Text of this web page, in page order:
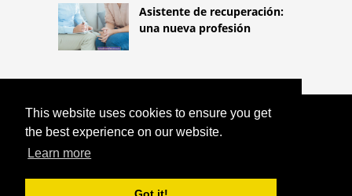
This website uses cookies to ensure you get
the best experience on our website.
Learn more
Asistente de recuperación:
una nueva profesión
COPYRIGHT 2026
HTTPS://LIFESTYLEMED.NET
CHINA NO SOLO PARA CELULITIS.
¿QUÉ ES EL MASAJE CON VENTOSAS
CHINO?